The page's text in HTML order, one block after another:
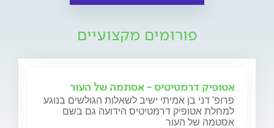
פורומים מקצועיים
אטופיק דרמטיטיס - אסתמה של העור
פרופ' דני בן אמיתי ישיב לשאלות הגולשים בנוגע
למחלת אטופיק דרמטיטיס הידועה גם בשם
אסטמה של העור